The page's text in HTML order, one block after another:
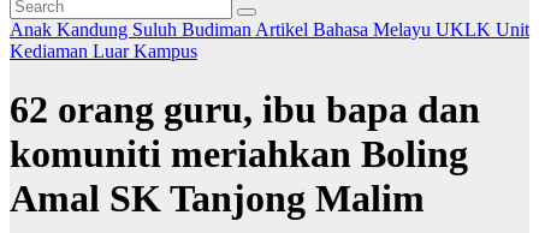
Anak Kandung Suluh Budiman Artikel Bahasa Melayu UKLK Unit
Kediaman Luar Kampus
62 orang guru, ibu bapa dan
komuniti meriahkan Boling
Amal SK Tanjong Malim